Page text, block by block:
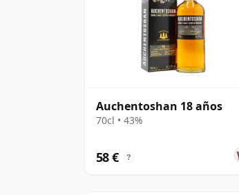
Auchentoshan 18 años
70cl • 43%
58 € ?